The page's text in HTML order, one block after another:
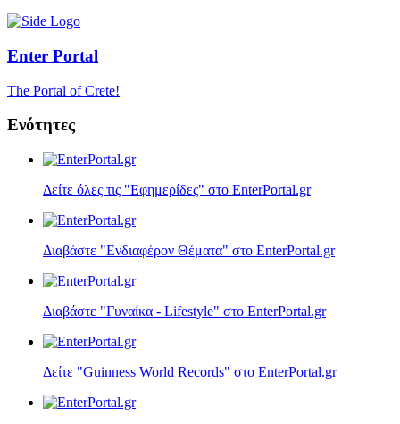
Enter Portal
The Portal of Crete!
Ενότητες
Δείτε όλες τις "Εφημερίδες" στο EnterPortal.gr
Διαβάστε "Ενδιαφέρον Θέματα" στο EnterPortal.gr
Διαβάστε "Γυναίκα - Lifestyle" στο EnterPortal.gr
Δείτε "Guinness World Records" στο EnterPortal.gr